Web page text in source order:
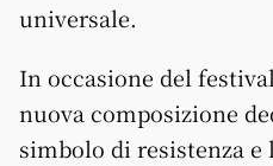
universale.
In occasione del
nuova composizione
simbolo di resistenza e